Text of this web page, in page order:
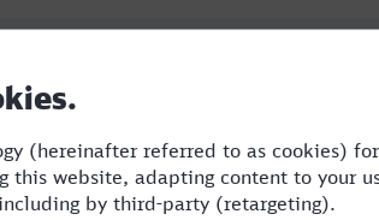
3:30 2 BUS,RE,ICE